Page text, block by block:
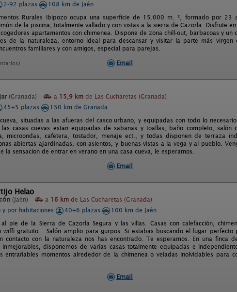
2-92 plazas
108 km de Jaén
Rurales Ibipozo ocupa una superficie de 15.000 m. ², formado por 23
de la piscina, totalmente vallado y con vistas a la sierra de Cazorla. Disfrute
apartamentos con chimenea. Dispone de zona chill-out, barbacoas y un
de la naturaleza, entorno ideal para descansar y visitar la parte más virgen
familiares y con amigos, especial para parejas.
Email
(Granada) a 15,9 km de Las Cucharetas (Granada)
45+5 plazas
150 km de Granada
situadas a las afueras del casco urbano, y equipadas con todo lo
casas cuevas estan equipadas de sabanas y toallas, baño completo, salón
microondas, cafetera, tostador, menaje ect., y todas disponen de terraza
abiertas ajardinadas, con asientos, y buenas vistas a la vega y al pueblo.
la sensacion de entrar en verano en una casa cueva, le esperamos.
Email
Helao
(Jaén) a 16 km de Las Cucharetas (Granada)
por habitaciones
40+6 plazas
100 km de Jaén
pie de la Sierra de Cazorla Segura y las villas. Casas con calefacción,
wiffi gratuito... Salón amplio para gurpos. Si estabas buscando el lugar perfecto
contacto con la naturaleza nos has encontrado. Te esperamos. En una finca
disponemos de varias casas totalmente equipadas e
entrañables momentos alrededor de la chimenea o veladas inolvidables para
Email